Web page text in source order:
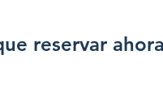
reservar